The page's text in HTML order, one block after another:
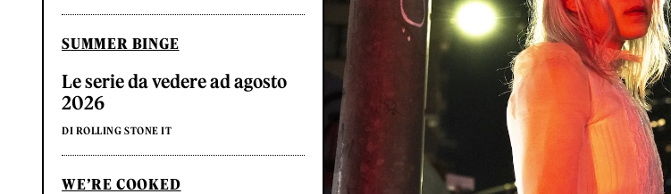
SUMMER BINGE
Le serie da vedere ad agosto
2026
DI ROLLING STONE IT
WE’RE COOKED